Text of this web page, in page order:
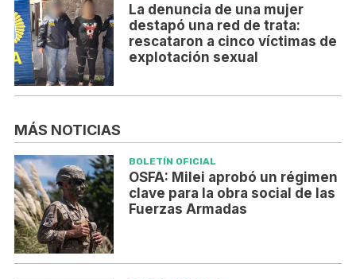
La denuncia de una mujer
destapó una red de trata:
rescataron a cinco víctimas de
explotación sexual
MÁS NOTICIAS
BOLETÍN OFICIAL
OSFA: Milei aprobó un régimen
clave para la obra social de las
Fuerzas Armadas